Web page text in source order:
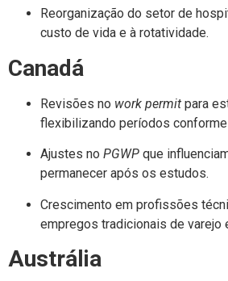
Reorganização do setor de
custo de vida e à rotatividade.
Canadá
Revisões no work permit para
flexibilizando períodos conforme
Ajustes no PGWP que
permanecer após os estudos.
Crescimento em profissões
empregos tradicionais de varejo
Austrália